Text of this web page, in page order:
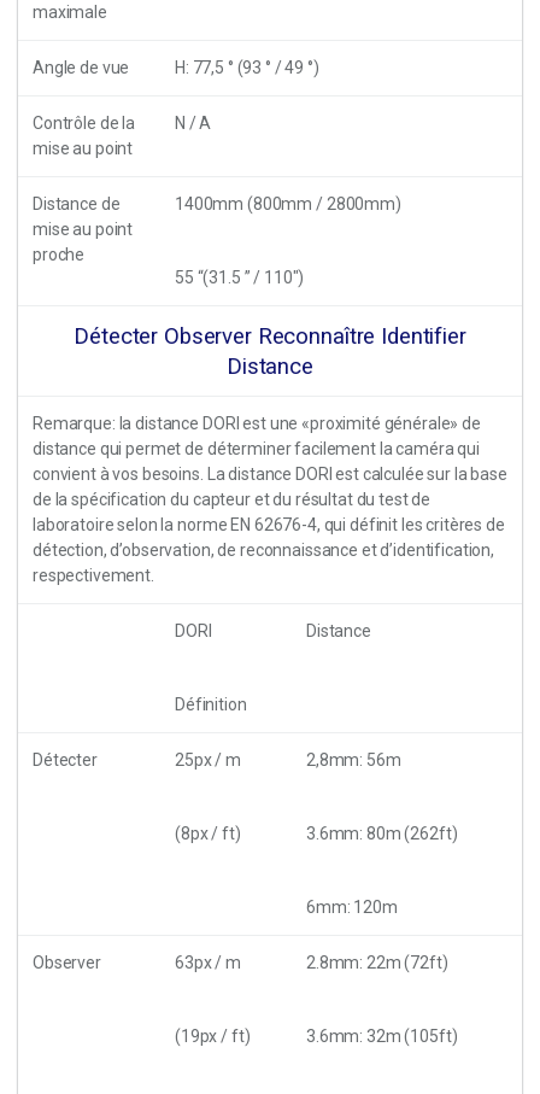
maximale
Angle de vue H: 77,5 ° (93 ° / 49 °)
Contrôle de la
mise au point
N / A
Distance de
mise au point
proche
1400mm (800mm / 2800mm)
55 “(31.5 ” / 110″)
Détecter Observer Reconnaître Identifier
Distance
Remarque: la distance DORI est une «proximité générale» de
distance qui permet de déterminer facilement la caméra qui
convient à vos besoins. La distance DORI est calculée sur la base
de la spécification du capteur et du résultat du test de
laboratoire selon la norme EN 62676-4, qui définit les critères de
détection, d’observation, de reconnaissance et d’identification,
respectivement.
DORI
Définition
Distance
Détecter 25px / m
(8px / ft)
2,8mm: 56m
3.6mm: 80m (262ft)
6mm: 120m
Observer 63px / m
(19px / ft)
2.8mm: 22m (72ft)
3.6mm: 32m (105ft)